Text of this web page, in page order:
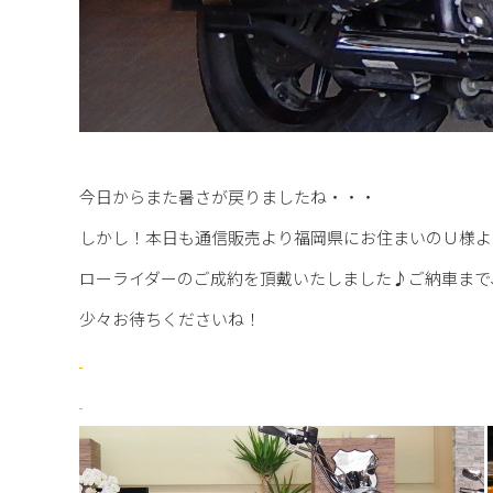
今日からまた暑さが戻りましたね・・・
しかし！本日も通信販売より福岡県にお住まいのＵ様
ローライダーのご成約を頂戴いたしました♪ご納車ま
少々お待ちくださいね！